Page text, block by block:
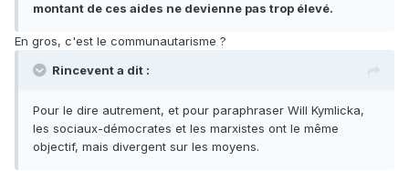
montant de ces aides ne devienne pas trop élevé.
En gros, c'est le communautarisme ?
Rincevent a dit :
Pour le dire autrement, et pour paraphraser Will Kymlicka,
les sociaux-démocrates et les marxistes ont le même
objectif, mais divergent sur les moyens.